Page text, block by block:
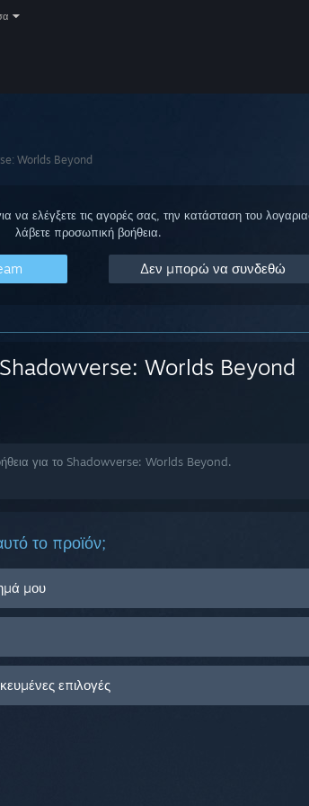
Worlds Beyond
να ελέγξετε τις αγορές σας, την κατάσταση του
λάβετε προσωπική βοήθεια.
Δεν μπορώ να συνδεθώ
Shadowverse: Worlds Beyond
για το Shadowverse: Worlds Beyond.
το προϊόν;
μου
επιλογές